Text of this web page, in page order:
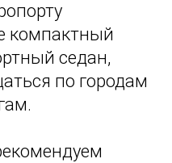
компактный
седан,
по городам